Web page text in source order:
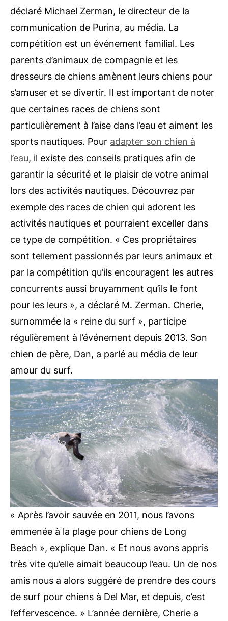
déclaré Michael Zerman, le directeur de la
communication de Purina, au média. La
compétition est un événement familial. Les
parents d’animaux de compagnie et les
dresseurs de chiens amènent leurs chiens pour
s’amuser et se divertir. Il est important de noter
que certaines races de chiens sont
particulièrement à l’aise dans l’eau et aiment les
sports nautiques. Pour adapter son chien à
l’eau, il existe des conseils pratiques afin de
garantir la sécurité et le plaisir de votre animal
lors des activités nautiques. Découvrez par
exemple des races de chien qui adorent les
activités nautiques et pourraient exceller dans
ce type de compétition. « Ces propriétaires
sont tellement passionnés par leurs animaux et
par la compétition qu’ils encouragent les autres
concurrents aussi bruyamment qu’ils le font
pour les leurs », a déclaré M. Zerman. Cherie,
surnommée la « reine du surf », participe
régulièrement à l’événement depuis 2013. Son
chien de père, Dan, a parlé au média de leur
amour du surf.
« Après l’avoir sauvée en 2011, nous l’avons
emmenée à la plage pour chiens de Long
Beach », explique Dan. « Et nous avons appris
très vite qu’elle aimait beaucoup l’eau. Un de nos
amis nous a alors suggéré de prendre des cours
de surf pour chiens à Del Mar, et depuis, c’est
l’effervescence. » L’année dernière, Cherie a